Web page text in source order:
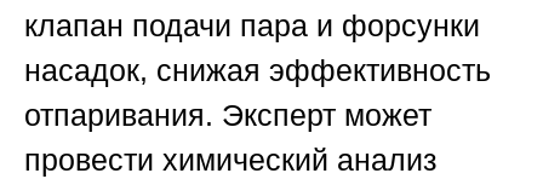
клапан подачи пара и форсунки
насадок, снижая эффективность
отпаривания. Эксперт может
провести химический анализ